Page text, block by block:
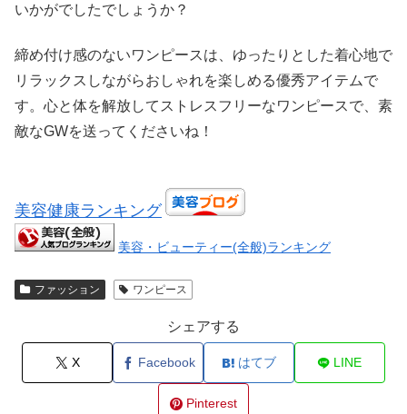
いかがでしたでしょうか？
締め付け感のないワンピースは、ゆったりとした着心地で
リラックスしながらおしゃれを楽しめる優秀アイテムで
す。心と体を解放してストレスフリーなワンピースで、素
敵なGWを送ってくださいね！
美容健康ランキング
美容・ビューティー(全般)ランキング
ファッション ワンピース
シェアする
X Facebook はてブ LINE
Pinterest